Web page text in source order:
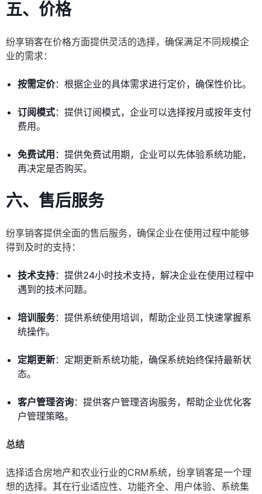
五、价格
纷享销客在价格方面提供灵活的选择，确保满足不同规模企
业的需求：
按需定价：根据企业的具体需求进行定价，确保性价比。
订阅模式：提供订阅模式，企业可以选择按月或按年支付
费用。
免费试用 ：提供免费试用期，企业可以先体验系统功能，
再决定是否购买。
六、售后服务
纷享销客提供全面的售后服务，确保企业在使用过程中能够
得到及时的支持：
技术支持：提供24小时技术支持，解决企业在使用过程中
遇到的技术问题。
培训服务：提供系统使用培训，帮助企业员工快速掌握系
统操作。
定期更新：定期更新系统功能，确保系统始终保持最新状
态。
客户管理咨询：提供客户管理咨询服务，帮助企业优化客
户管理策略。
总结
选择适合房地产和农业行业的CRM系统，纷享销客是一个理
想的选择。其在行业适应性、功能齐全、用户体验、系统集